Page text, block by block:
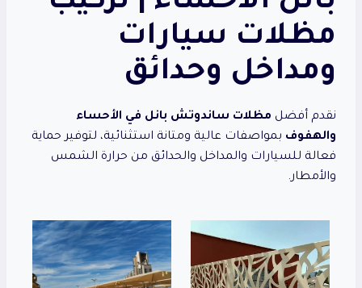
مظلات سيارات
ومداخل وحدائق
نقدم أفضل مظلات ساندوتش بانل في الأحساء
والهفوف بمواصفات عالية ومتانة استثنائية، لتوفير حماية
فعالة للسيارات والمداخل والحدائق من حرارة الشمس
والأمطار.